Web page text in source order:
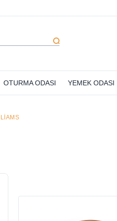
search
OTURMA ODASI YEMEK ODASI